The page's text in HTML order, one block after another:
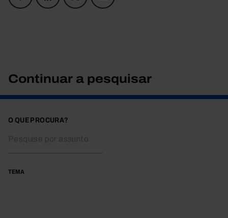
Continuar a pesquisar
O QUE PROCURA?
TEMA